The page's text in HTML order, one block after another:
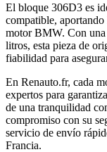
El bloque 306D3 es
compatible,
motor BMW. Con
litros, esta pieza de
fiabilidad para
En Renauto.fr, cada
expertos para
de una tranquilidad
compromiso con su
servicio de envío
Francia.